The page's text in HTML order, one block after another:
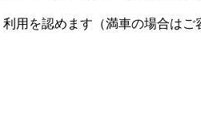
用を認めます（満車の場合はご